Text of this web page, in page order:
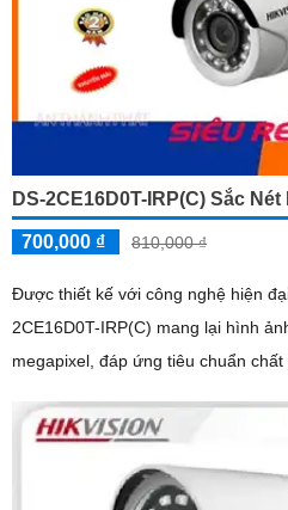
DS-2CE16D0T-IRP(C) Sắc
700,000 ₫ 810,000 ₫
Được thiết kế với công nghệ hiện
2CE16D0T-IRP(C) mang lại hình
megapixel, đáp ứng tiêu chuẩn